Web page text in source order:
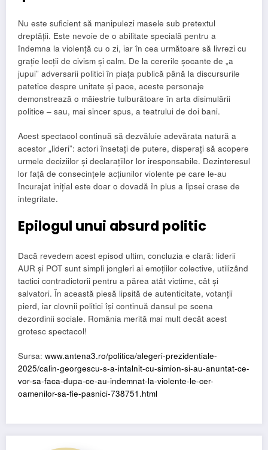
Nu este suficient să manipulezi masele sub pretextul
dreptății. Este nevoie de o abilitate specială pentru a
îndemna la violență cu o zi, iar în cea următoare să livrezi cu
grație lecții de civism și calm. De la cererile șocante de „a
jupui” adversarii politici în piața publică până la discursurile
patetice despre unitate și pace, aceste personaje
demonstrează o măiestrie tulburătoare în arta disimulării
politice – sau, mai sincer spus, a teatrului de doi bani.
Acest spectacol continuă să dezvăluie adevărata natură a
acestor „lideri”: actori însetați de putere, disperați să acopere
urmele deciziilor și declarațiilor lor iresponsabile. Dezinteresul
lor față de consecințele acțiunilor violente pe care le-au
încurajat inițial este doar o dovadă în plus a lipsei crase de
integritate.
Epilogul unui absurd politic
Dacă revedem acest episod ultim, concluzia e clară: liderii
AUR și POT sunt simpli jongleri ai emoțiilor colective, utilizând
tactici contradictorii pentru a părea atât victime, cât și
salvatori. În această piesă lipsită de autenticitate, votanții
pierd, iar clovnii politici își continuă dansul pe scena
dezordinii sociale. România merită mai mult decât acest
grotesc spectacol!
Sursa: www.antena3.ro/politica/alegeri-prezidentiale-
2025/calin-georgescu-s-a-intalnit-cu-simion-si-au-anuntat-ce-
vor-sa-faca-dupa-ce-au-indemnat-la-violente-le-cer-
oamenilor-sa-fie-pasnici-738751.html